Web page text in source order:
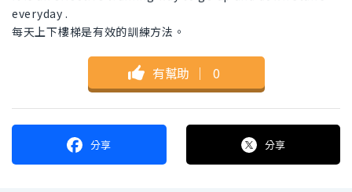
everyday .
每天上下樓梯是有效的訓練方法。
有幫助 ｜ 0
分享 分享